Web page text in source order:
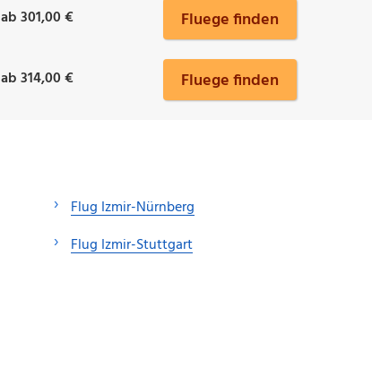
ab 301,00 € Fluege finden
ab 314,00 € Fluege finden
Flug Izmir-Nürnberg
Flug Izmir-Stuttgart